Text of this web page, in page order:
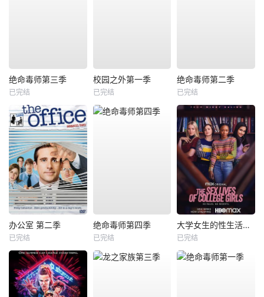
绝命毒师第三季
已完结
校园之外第一季
已完结
绝命毒师第二季
已完结
办公室 第二季
已完结
绝命毒师第四季
已完结
大学女生的性生活第一季
已完结